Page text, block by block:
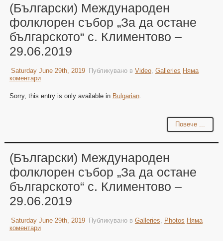
(Български) Международен
фолклорен събор „За да остане
българското“ с. Климентово –
29.06.2019
Saturday June 29th, 2019 Публикувано в Video, Galleries Няма
коментари
Sorry, this entry is only available in Bulgarian.
Повече ...
(Български) Международен
фолклорен събор „За да остане
българското“ с. Климентово –
29.06.2019
Saturday June 29th, 2019 Публикувано в Galleries Photos Няма
коментари